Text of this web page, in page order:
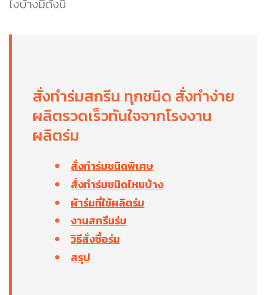
ไงบ้างมีดังนี้
สั่งทำร่มสกรีน ทุกชนิด สั่งทำง่าย
ผลิตรวดเร็วทันใจจากโรงงาน
ผลิตร่ม
สั่งทำร่มชนิดพิเศษ
สั่งทำร่มชนิดไหนบ้าง
ผ้าร่มที่ใช้ผลิตร่ม
งานสกรีนร่ม
วิธีสั่งซื้อร่ม
สรุป